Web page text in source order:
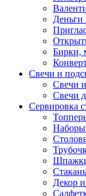
Бирки,
Свечи и
Свечи
Свечи
Сервировка
Наборы
Декор